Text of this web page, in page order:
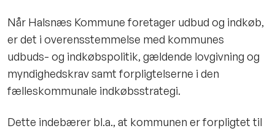
Når Halsnæs Kommune foretager udbud og indkøb,
er det i overensstemmelse med kommunes
udbuds- og indkøbspolitik, gældende lovgivning og
myndighedskrav samt forpligtelserne i den
fælleskommunale indkøbsstrategi.
Dette indebærer bl.a., at kommunen er forpligtet til